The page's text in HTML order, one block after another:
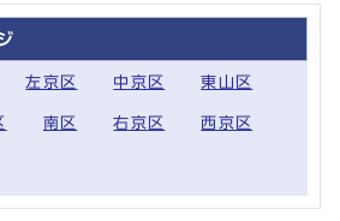
左京区 中京区 東山区
南区 右京区 西京区